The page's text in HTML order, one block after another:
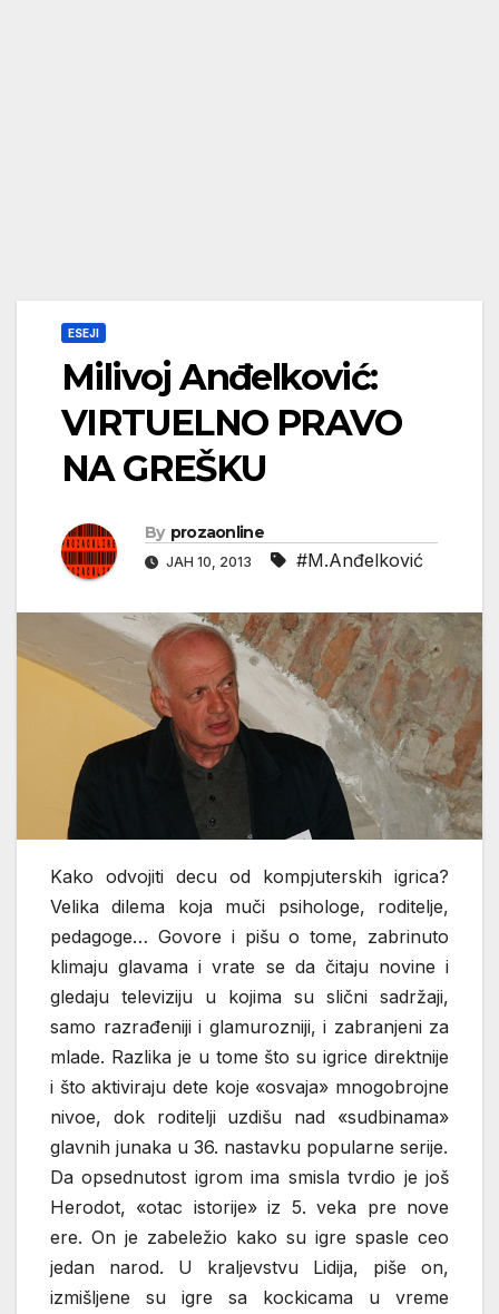
ESEJI
Milivoj Anđelković:
VIRTUELNO PRAVO
NA GREŠKU
By prozaonline
ЈАН 10, 2013 #M.Anđelković
Kako odvojiti decu od kompjuterskih igrica?
Velika dilema koja muči psihologe, roditelje,
pedagoge… Govore i pišu o tome, zabrinuto
klimaju glavama i vrate se da čitaju novine i
gledaju televiziju u kojima su slični sadržaji,
samo razrađeniji i glamurozniji, i zabranjeni za
mlade. Razlika je u tome što su igrice direktnije
i što aktiviraju dete koje «osvaja» mnogobrojne
nivoe, dok roditelji uzdišu nad «sudbinama»
glavnih junaka u 36. nastavku popularne serije.
Da opsednutost igrom ima smisla tvrdio je još
Herodot, «otac istorije» iz 5. veka pre nove
ere. On je zabeležio kako su igre spasle ceo
jedan narod. U kraljevstvu Lidija, piše on,
izmišljene su igre sa kockicama u vreme